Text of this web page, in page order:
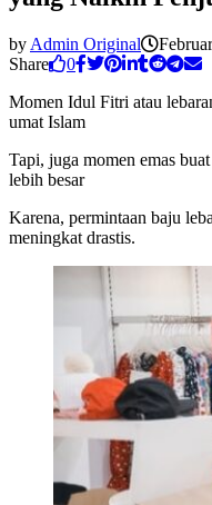
by Admin Original
Share
0
Momen Idul Fitri atau
umat Islam
Tapi, juga momen emas
lebih besar
Karena, permintaan baju
meningkat drastis.